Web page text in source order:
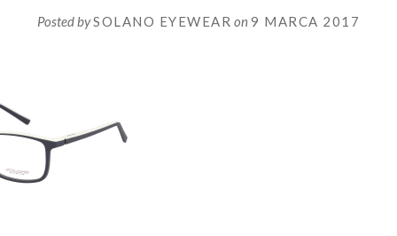
Posted bySOLANO EYEWEAR on 9 MARCA 2017